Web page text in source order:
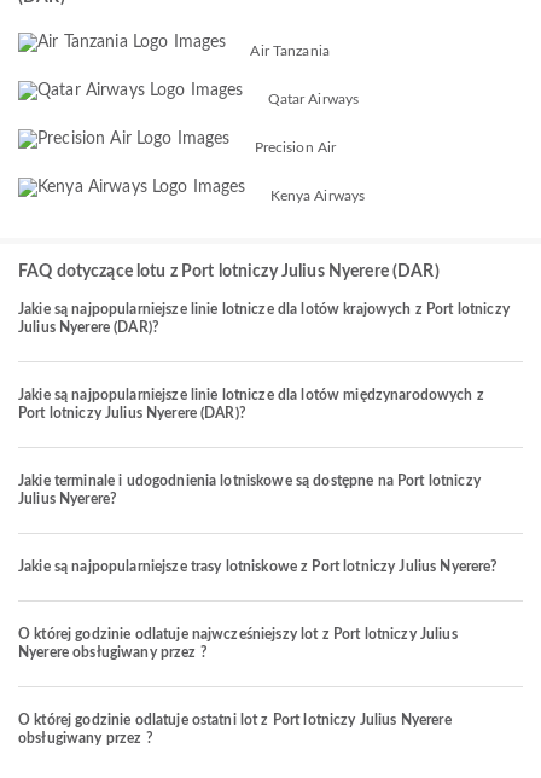
Air Tanzania
Qatar Airways
Precision Air
Kenya Airways
FAQ dotyczące lotu z Port lotniczy Julius Nyerere (DAR)
Jakie są najpopularniejsze linie lotnicze dla lotów krajowych z Port lotniczy
Julius Nyerere (DAR)?
Jakie są najpopularniejsze linie lotnicze dla lotów międzynarodowych z
Port lotniczy Julius Nyerere (DAR)?
Jakie terminale i udogodnienia lotniskowe są dostępne na Port lotniczy
Julius Nyerere?
Jakie są najpopularniejsze trasy lotniskowe z Port lotniczy Julius Nyerere?
O której godzinie odlatuje najwcześniejszy lot z Port lotniczy Julius
Nyerere obsługiwany przez ?
O której godzinie odlatuje ostatni lot z Port lotniczy Julius Nyerere
obsługiwany przez ?